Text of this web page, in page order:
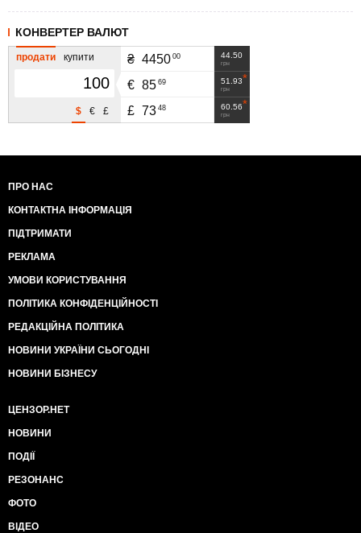
КОНВЕРТЕР ВАЛЮТ
продати купити
£
€
$
44.50
грн
₴ 4450 00
51.93
грн
€ 85 69
60.56
грн
£ 73 48
ПРО НАС
КОНТАКТНА ІНФОРМАЦІЯ
ПІДТРИМАТИ
РЕКЛАМА
УМОВИ КОРИСТУВАННЯ
ПОЛІТИКА КОНФІДЕНЦІЙНОСТІ
РЕДАКЦІЙНА ПОЛІТИКА
НОВИНИ УКРАЇНИ СЬОГОДНІ
НОВИНИ БІЗНЕСУ
ЦЕНЗОР.НЕТ
НОВИНИ
ПОДІЇ
РЕЗОНАНС
ФОТО
ВІДЕО